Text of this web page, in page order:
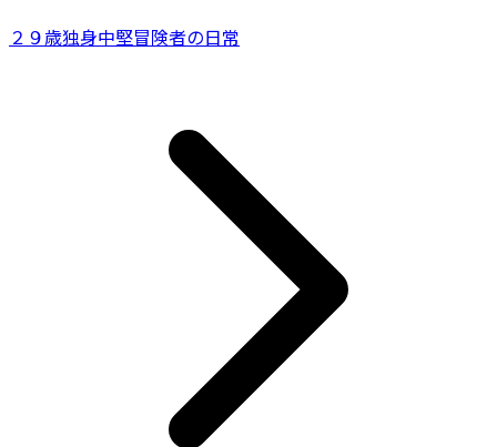
２９歳独身中堅冒険者の日常